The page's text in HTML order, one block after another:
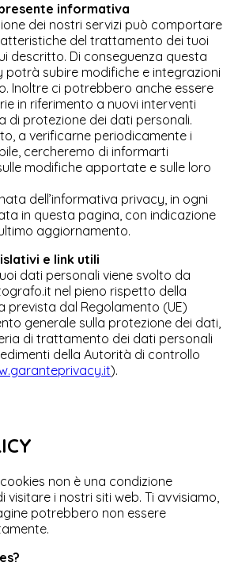
informativa
dei nostri servizi può comportare
del trattamento dei tuoi
descritto. Di conseguenza questa
potrà subire modifiche e integrazioni
Inoltre ci potrebbero anche essere
in riferimento a nuovi interventi
di protezione dei dati personali.
a verificarne periodicamente i
cercheremo di informarti
modifiche apportate e sulle loro
dell’informativa privacy, in ogni
in questa pagina, con indicazione
aggiornamento.
e link utili
dati personali viene svolto da
nel pieno rispetto della
prevista dal Regolamento (UE)
generale sulla protezione dei dati,
di trattamento dei dati personali
della Autorità di controllo
).
non è una condizione
visitare i nostri siti web. Ti avvisiamo,
potrebbero non essere